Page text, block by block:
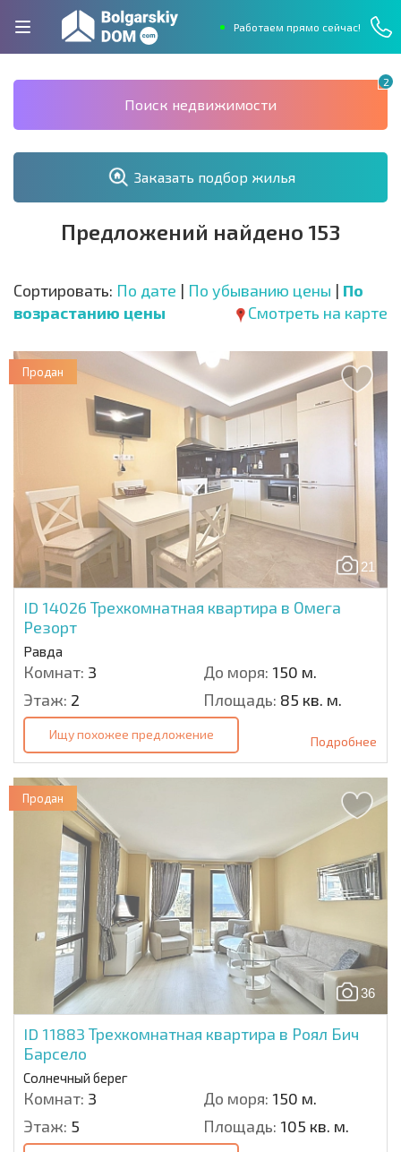
Работаем прямо сейчас!
2
Поиск недвижимости
Заказать подбор жилья
Предложений найдено 153
Сортировать: По дате | По убыванию цены | По
возрастанию цены
Смотреть на карте
21
ID 14026 Трехкомнатная квартира в Омега
Резорт
Равда
Комнат: 3 До моря: 150 м.
Этаж: 2 Площадь: 85 кв. м.
Продан
Ищу похожее предложение Подробнее
36
ID 11883 Трехкомнатная квартира в Роял Бич
Барсело
Солнечный берег
Комнат: 3 До моря: 150 м.
Этаж: 5 Площадь: 105 кв. м.
Продан